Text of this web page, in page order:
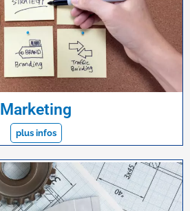
Marketing
plus infos